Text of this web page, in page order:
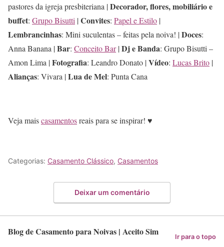
pastores da igreja presbiteriana |Decorador, flores, mobiliário e
buffet: Grupo Bisutti |Convites: Papel e Estilo |
Lembrancinhas: Mini suculentas – feitas pela noiva! |Doces:
Anna Banana |Bar: Conceito Bar|Dj e Banda: Grupo Bisutti –
Amon Lima |Fotografia: Leandro Donato |Vídeo: Lucas Brito |
Alianças: Vivara |Lua de Mel: Punta Cana
Veja maiscasamentosreais para se inspirar! ♥
Categorias: Casamento Clássico, Casamentos
Deixar um comentário
Blog de Casamento para Noivas | Aceito Sim Ir para o topo